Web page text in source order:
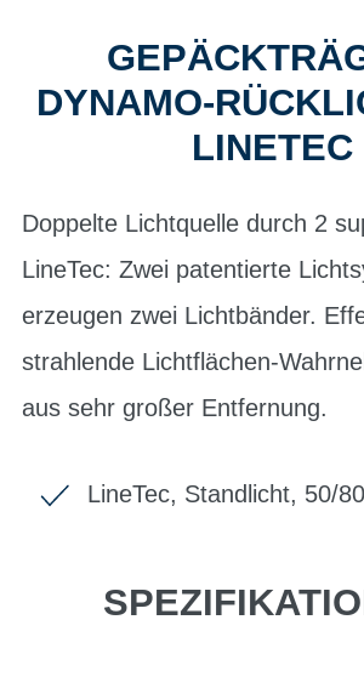
DYNAMO-
LINETEC
Doppelte Lichtquelle durch 2
LineTec: Zwei patentierte
erzeugen zwei Lichtbänder.
strahlende Lichtflächen-
aus sehr großer Entfernung.
LineTec, Standlicht, 50/